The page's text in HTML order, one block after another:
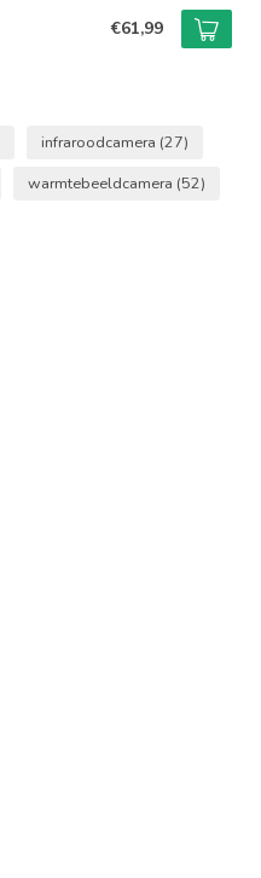
€61,99
infraroodcamera (27)
warmtebeeldcamera (52)